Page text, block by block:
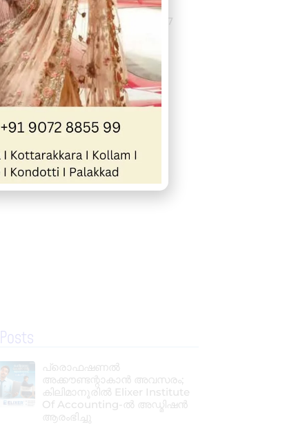
കനത്ത മഴ: ജില്ലയിൽ 1.77
കോടിയുടെ കൃഷിനാശം
August 5, 2026 11:34 am
« Previous Next »
പ്രൊഫഷണൽ
അക്കൗണ്ടന്റാകാൻ അവസരം;
കിലിമാനൂരിൽ Elixer Institute
Of Accounting-ൽ അഡ്മിഷൻ
ആരംഭിച്ചു